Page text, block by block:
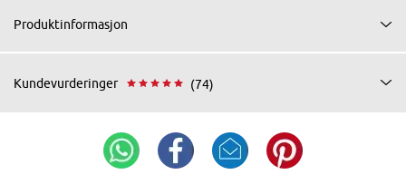
Produktinformasjon
Kundevurderinger (74)